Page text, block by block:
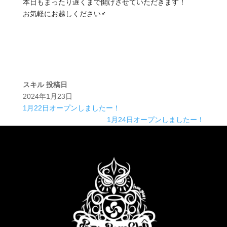
本日もまったり遅くまで開けさせていただきます！
お気軽にお越しください‍♂️
スキル 投稿日
2024年1月23日
1月22日オープンしましたー！
1月24日オープンしましたー！